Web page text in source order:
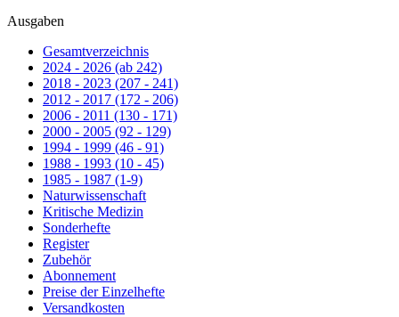
Ausgaben
Gesamtverzeichnis
2024 - 2026 (ab 242)
2018 - 2023 (207 - 241)
2012 - 2017 (172 - 206)
2006 - 2011 (130 - 171)
2000 - 2005 (92 - 129)
1994 - 1999 (46 - 91)
1988 - 1993 (10 - 45)
1985 - 1987 (1-9)
Naturwissenschaft
Kritische Medizin
Sonderhefte
Register
Zubehör
Abonnement
Preise der Einzelhefte
Versandkosten